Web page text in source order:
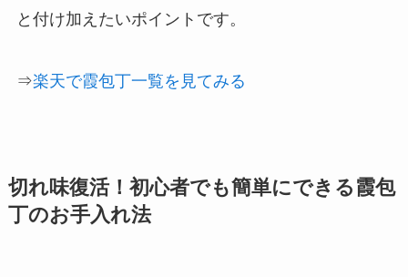
と付け加えたいポイントです。
⇒楽天で霞包丁一覧を見てみる
切れ味復活！初心者でも簡単にできる霞包
丁のお手入れ法